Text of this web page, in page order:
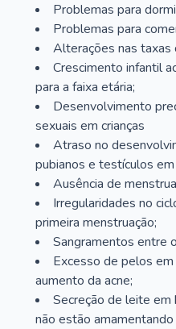
Problemas para
Problemas para
Alterações nas taxas
Crescimento infantil
para a faixa etária;
Desenvolvimento
sexuais em crianças
Atraso no
pubianos e testículos
Ausência de
Irregularidades no
primeira menstruação;
Sangramentos entre
Excesso de pelos
aumento da acne;
Secreção de leite em
não estão amamentando